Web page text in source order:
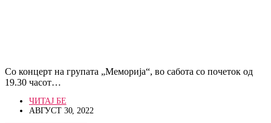
Со концерт на групата „Меморија“, во сабота со почеток од
19.30 часот…
ЧИТАЈ БЕ
АВГУСТ 30, 2022